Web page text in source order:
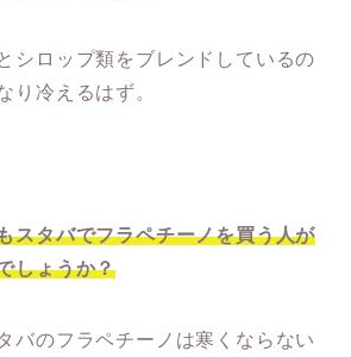
シロップ類をブレンドしているの
り冷えるはず。
スタバでフラペチーノを買う人が
しょうか？
バのフラペチーノは寒くならない